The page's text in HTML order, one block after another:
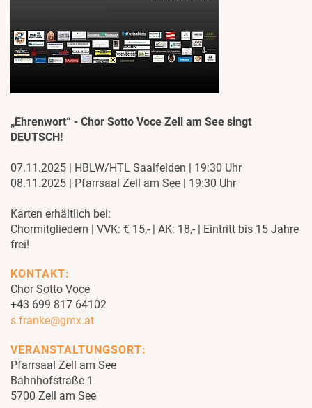
„Ehrenwort“ - Chor Sotto Voce Zell am See singt
DEUTSCH!
07.11.2025 | HBLW/HTL Saalfelden | 19:30 Uhr
08.11.2025 | Pfarrsaal Zell am See | 19:30 Uhr
Karten erhältlich bei:
Chormitgliedern | VVK: € 15,- | AK: 18,- | Eintritt bis 15 Jahre
frei!
KONTAKT:
Chor Sotto Voce
+43 699 817 64102
s.franke@gmx.at
VERANSTALTUNGSORT:
Pfarrsaal Zell am See
Bahnhofstraße 1
5700 Zell am See